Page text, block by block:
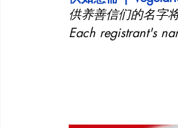
供养善信们的名字
Each registrant's